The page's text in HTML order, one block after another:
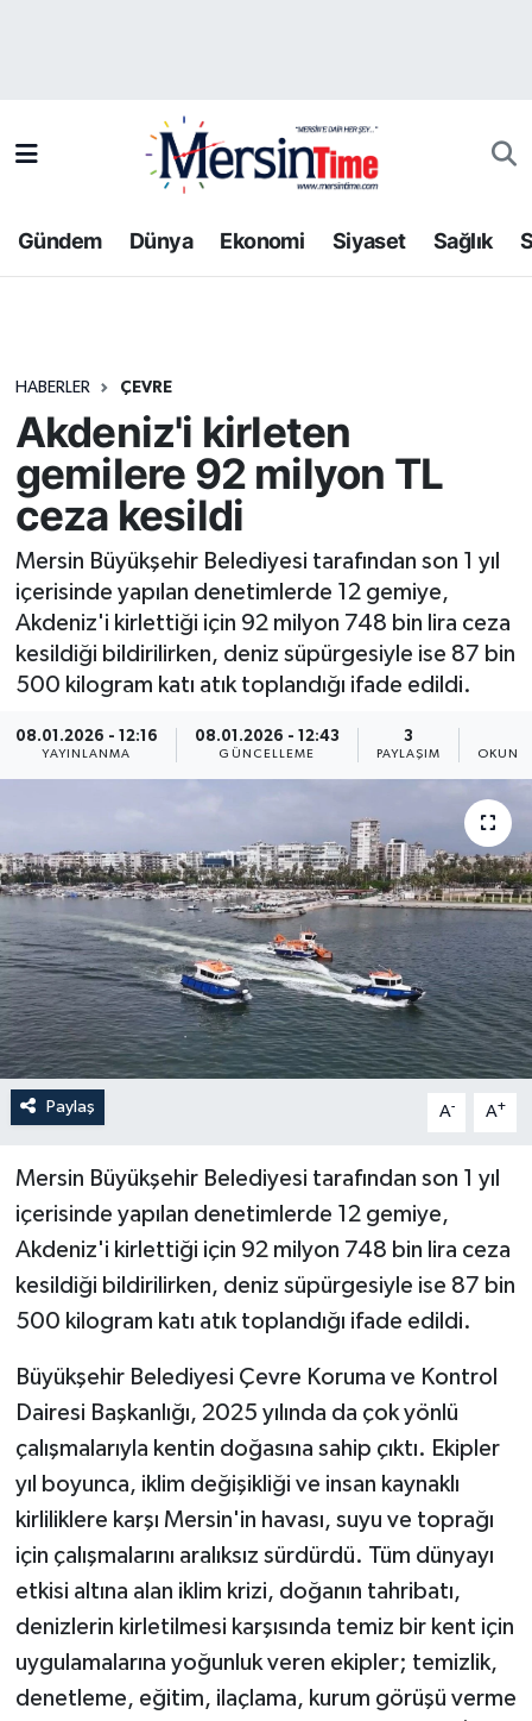
Gündem Dünya Ekonomi Siyaset Sağlık
HABERLER ÇEVRE
Akdeniz'i kirleten
gemilere 92 milyon TL
ceza kesildi
Mersin Büyükşehir Belediyesi tarafından son 1 yıl
içerisinde yapılan denetimlerde 12 gemiye,
Akdeniz'i kirlettiği için 92 milyon 748 bin lira ceza
kesildiği bildirilirken, deniz süpürgesiyle ise 87 bin
500 kilogram katı atık toplandığı ifade edildi.
08.01.2026 - 12:16
YAYINLANMA
08.01.2026 - 12:43
GÜNCELLEME
3
PAYLAŞIM
Paylaş A- A+
Mersin Büyükşehir Belediyesi tarafından son 1 yıl
içerisinde yapılan denetimlerde 12 gemiye,
Akdeniz'i kirlettiği için 92 milyon 748 bin lira ceza
kesildiği bildirilirken, deniz süpürgesiyle ise 87 bin
500 kilogram katı atık toplandığı ifade edildi.
Büyükşehir Belediyesi Çevre Koruma ve Kontrol
Dairesi Başkanlığı, 2025 yılında da çok yönlü
çalışmalarıyla kentin doğasına sahip çıktı. Ekipler
yıl boyunca, iklim değişikliği ve insan kaynaklı
kirliliklere karşı Mersin'in havası, suyu ve toprağı
için çalışmalarını aralıksız sürdürdü. Tüm dünyayı
etkisi altına alan iklim krizi, doğanın tahribatı,
denizlerin kirletilmesi karşısında temiz bir kent için
uygulamalarına yoğunluk veren ekipler; temizlik,
denetleme, eğitim, ilaçlama, kurum görüşü verme
Bilim-Teknoloji
Dünya
Ekonomi
Gündem
Kültür-Sanat
Resmi İlan
Sağlık
Siyaset
Spor
Trafik Durumu
Tüm Manşetler
Haber Arşivi